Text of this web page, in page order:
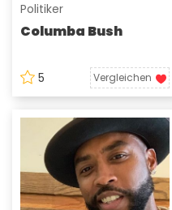
Politiker
Columba Bush
5 Vergleichen